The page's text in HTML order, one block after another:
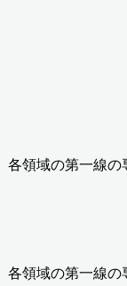
領域の第一線
領域の第一線